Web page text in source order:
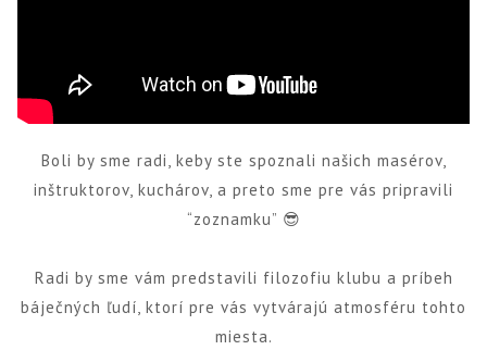
Boli by sme radi, keby ste spoznali našich masérov,
inštruktorov, kuchárov, a preto sme pre vás pripravili
“zoznamku” 😎
Radi by sme vám predstavili filozofiu klubu a príbeh
báječných ľudí, ktorí pre vás vytvárajú atmosféru tohto
miesta.